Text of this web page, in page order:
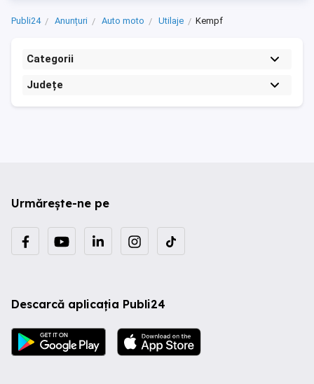
Publi24 Anunțuri Auto moto Utilaje Kempf
Categorii
Județe
Urmărește-ne pe
Descarcă aplicația Publi24